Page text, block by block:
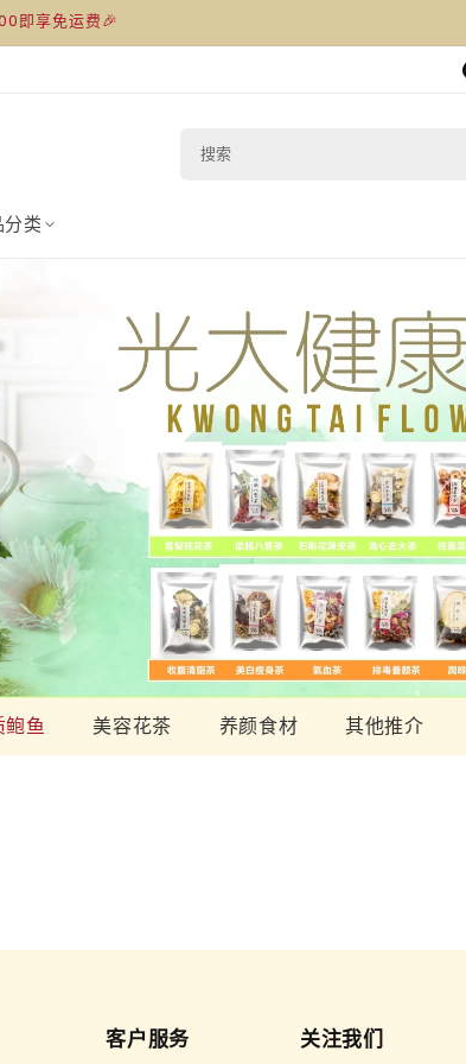
即享免运费🎉
分类
鲍鱼 美容花茶 养颜食材 其他推介
客户服务 关注我们